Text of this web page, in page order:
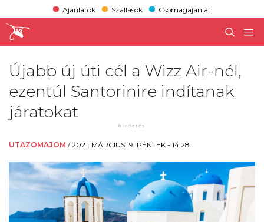
Ajánlatok Szállások Csomagajánlat
Újabb új úti cél a Wizz Air-nél,
ezentúl Santorinire indítanak
járatokat
UTAZOMAJOM /2021. MÁRCIUS 19. PÉNTEK - 14:28